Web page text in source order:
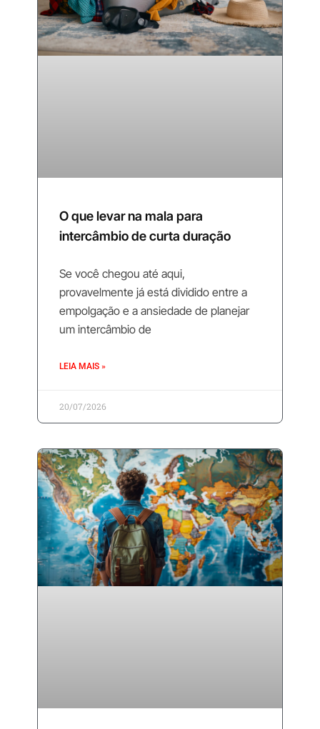
O que levar na mala para
intercâmbio de curta duração
Se você chegou até aqui,
provavelmente já está dividido entre a
empolgação e a ansiedade de planejar
um intercâmbio de
LEIA MAIS »
20/07/2026